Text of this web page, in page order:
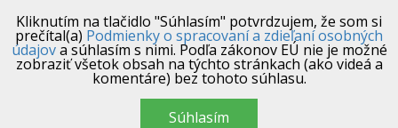
Kliknutím na tlačidlo "Súhlasím" potvrdzujem, že som si
prečítal(a) Podmienky o spracovaní a zdieľaní osobných
údajova súhlasím s nimi. Podľa zákonov EÚ nie je možné
zobraziť všetok obsah na týchto stránkach (ako videá a
komentáre) bez tohoto súhlasu.
Súhlasím